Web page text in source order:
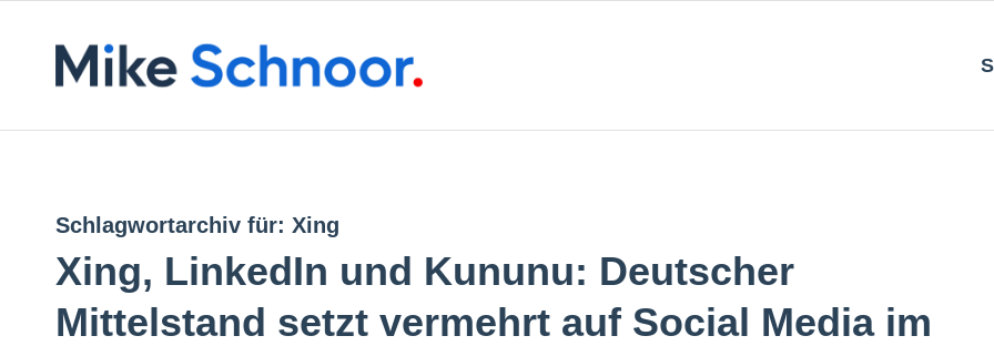
Schlagwortarchiv für: Xing
Xing, LinkedIn und Kununu: Deutscher
Mittelstand setzt vermehrt auf Social Media im